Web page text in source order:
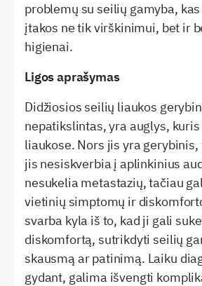
problemų su seilių gamyba,
įtakos ne tik virškinimui, bet ir
higienai.
Ligos aprašymas
Didžiosios seilių liaukos
nepatikslintas, yra auglys,
liaukose. Nors jis yra
jis nesiskverbia į aplinkinius
nesukelia metastazių, tačiau
vietinių simptomų ir
svarba kyla iš to, kad ji gali
diskomfortą, sutrikdyti seilių
skausmą ar patinimą. Laiku
gydant, galima išvengti